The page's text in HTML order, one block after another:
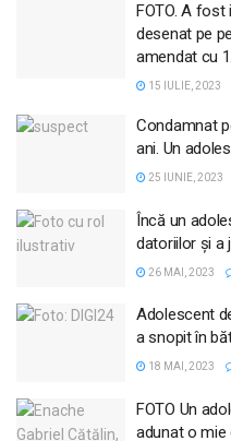
FOTO. A
desenat pe
amendat cu
15 IULIE, 2023
Condamnat
ani. Un
25 IUNIE, 2023
Încă un
datoriilor și a
26 MAI, 2023
Adolescent
a snopit în
18 MAI, 2023
FOTO Un
adunat o mie